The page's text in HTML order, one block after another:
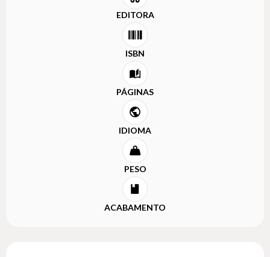
EDITORA
ISBN
PÁGINAS
IDIOMA
PESO
ACABAMENTO